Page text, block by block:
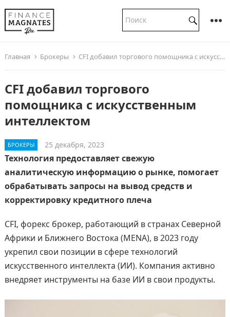
Главная Брокеры CFI добавил торгового помощника с искусственным интеллектом
CFI добавил торгового
помощника с искусственным
интеллектом
БРОКЕРЫ 25 декабря, 2023
Технология предоставляет свежую
аналитическую информацию о рынке, помогает
обрабатывать запросы на вывод средств и
корректировку кредитного плеча
CFI, форекс брокер, работающий в странах Северной
Африки и Ближнего Востока (MENA), в 2023 году
укрепил свои позиции в сфере технологий
искусственного интеллекта (ИИ). Компания активно
внедряет инструменты на базе ИИ в свои продукты.